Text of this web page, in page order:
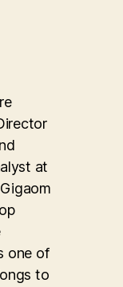
at
one of
to